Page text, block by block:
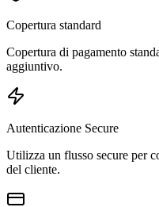
Copertura standard
Copertura di pagamento
aggiuntivo.
Autenticazione Secure
Utilizza un flusso secure per
del cliente.